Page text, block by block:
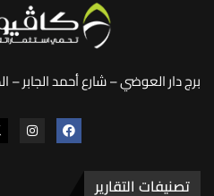
برج دار العوضي – شارع أحمد الجابر –
تصنيفات التقارير